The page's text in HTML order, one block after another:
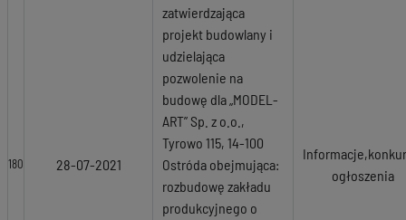
180 28-07-2021
zatwierdzająca
projekt budowlany i
udzielająca
pozwolenie na
budowę dla „MODEL-
ART” Sp. z o.o.,
Tyrowo 115, 14-100
Ostróda obejmująca:
rozbudowę zakładu
produkcyjnego o
ogłoszenia